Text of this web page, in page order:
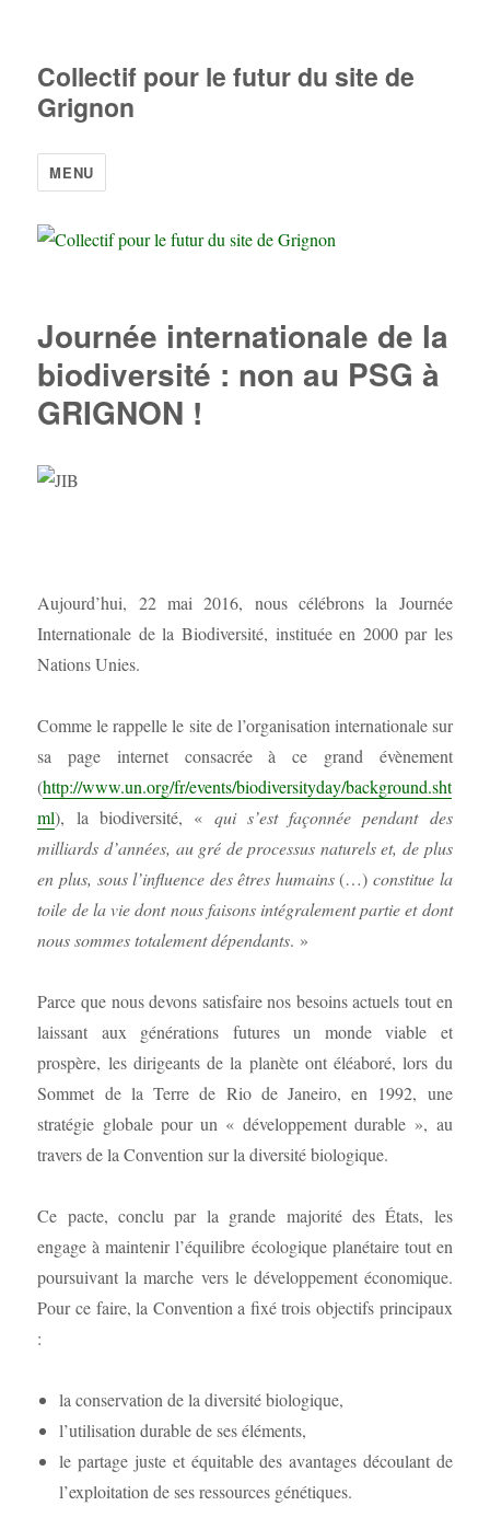
Collectif pour le futur du site de
Grignon
MENU
Journée internationale de la
biodiversité : non au PSG à
GRIGNON !
Aujourd’hui, 22 mai 2016, nous célébrons la Journée
Internationale de la Biodiversité, instituée en 2000 par les
Nations Unies.
Comme le rappelle le site de l’organisation internationale sur
sa page internet consacrée à ce grand évènement
(http://www.un.org/fr/events/biodiversityday/background.sht
ml), la biodiversité, « qui s’est façonnée pendant des
milliards d’années, au gré de processus naturels et, de plus
en plus, sous l’influence des êtres humains(…) constitue la
toile de la vie dont nous faisons intégralement partie et dont
nous sommes totalement dépendants. »
Parce que nous devons satisfaire nos besoins actuels tout en
laissant aux générations futures un monde viable et
prospère, les dirigeants de la planète ont éléaboré, lors du
Sommet de la Terre de Rio de Janeiro, en 1992, une
stratégie globale pour un « développement durable », au
travers de la Convention sur la diversité biologique.
Ce pacte, conclu par la grande majorité des États, les
engage à maintenir l’équilibre écologique planétaire tout en
poursuivant la marche vers le développement économique.
Pour ce faire, la Convention a fixé trois objectifs principaux
:
la conservation de la diversité biologique,
l’utilisation durable de ses éléments,
le partage juste et équitable des avantages découlant de
l’exploitation de ses ressources génétiques.